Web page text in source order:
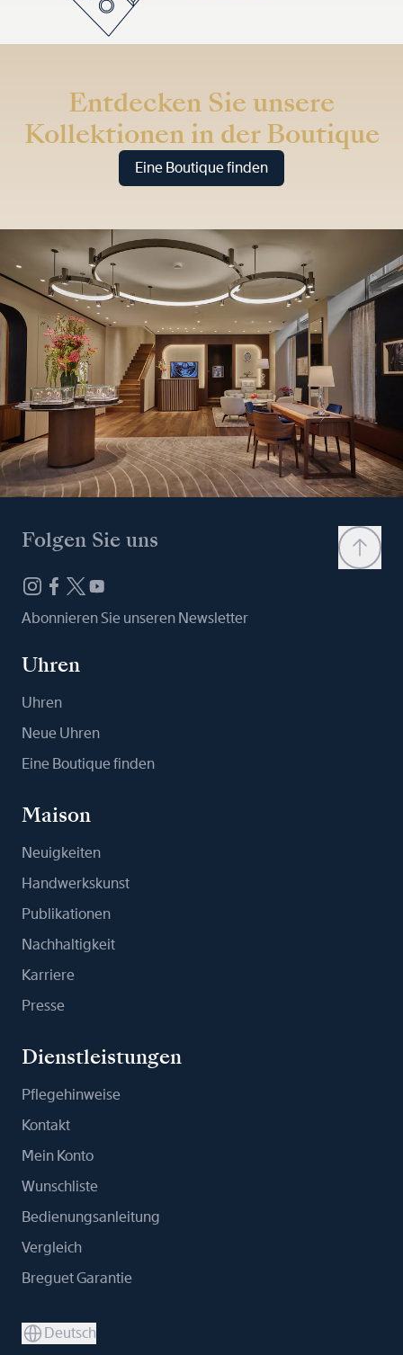
Entdecken Sie unsere
Kollektionen in der Boutique
Eine Boutique finden
Folgen Sie uns
Abonnieren Sie unseren Newsletter
Uhren
Uhren
Neue Uhren
Eine Boutique finden
Maison
Neuigkeiten
Handwerkskunst
Publikationen
Nachhaltigkeit
Karriere
Presse
Dienstleistungen
Pflegehinweise
Kontakt
Mein Konto
Wunschliste
Bedienungsanleitung
Vergleich
Breguet Garantie
Deutsch